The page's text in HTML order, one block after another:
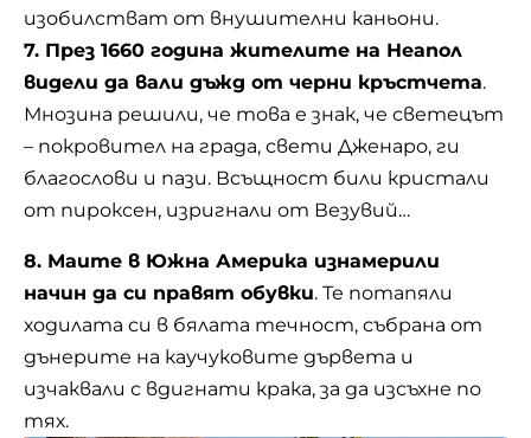
изобилстват от внушителни каньони.
7. През 1660 година жителите на Неапол
видели да вали дъжд от черни кръстчета.
Мнозина решили, че това е знак, че светецът
– покровител на града, свети Дженаро, ги
благослови и пази. Всъщност били кристали
от пироксен, изригнали от Везувий…
8. Маите в Южна Америка изнамерили
начин да си правят обувки. Те потапяли
ходилата си в бялата течност, събрана от
дънерите на каучуковите дървета и
изчаквали с вдигнати крака, за да изсъхне по
тях.